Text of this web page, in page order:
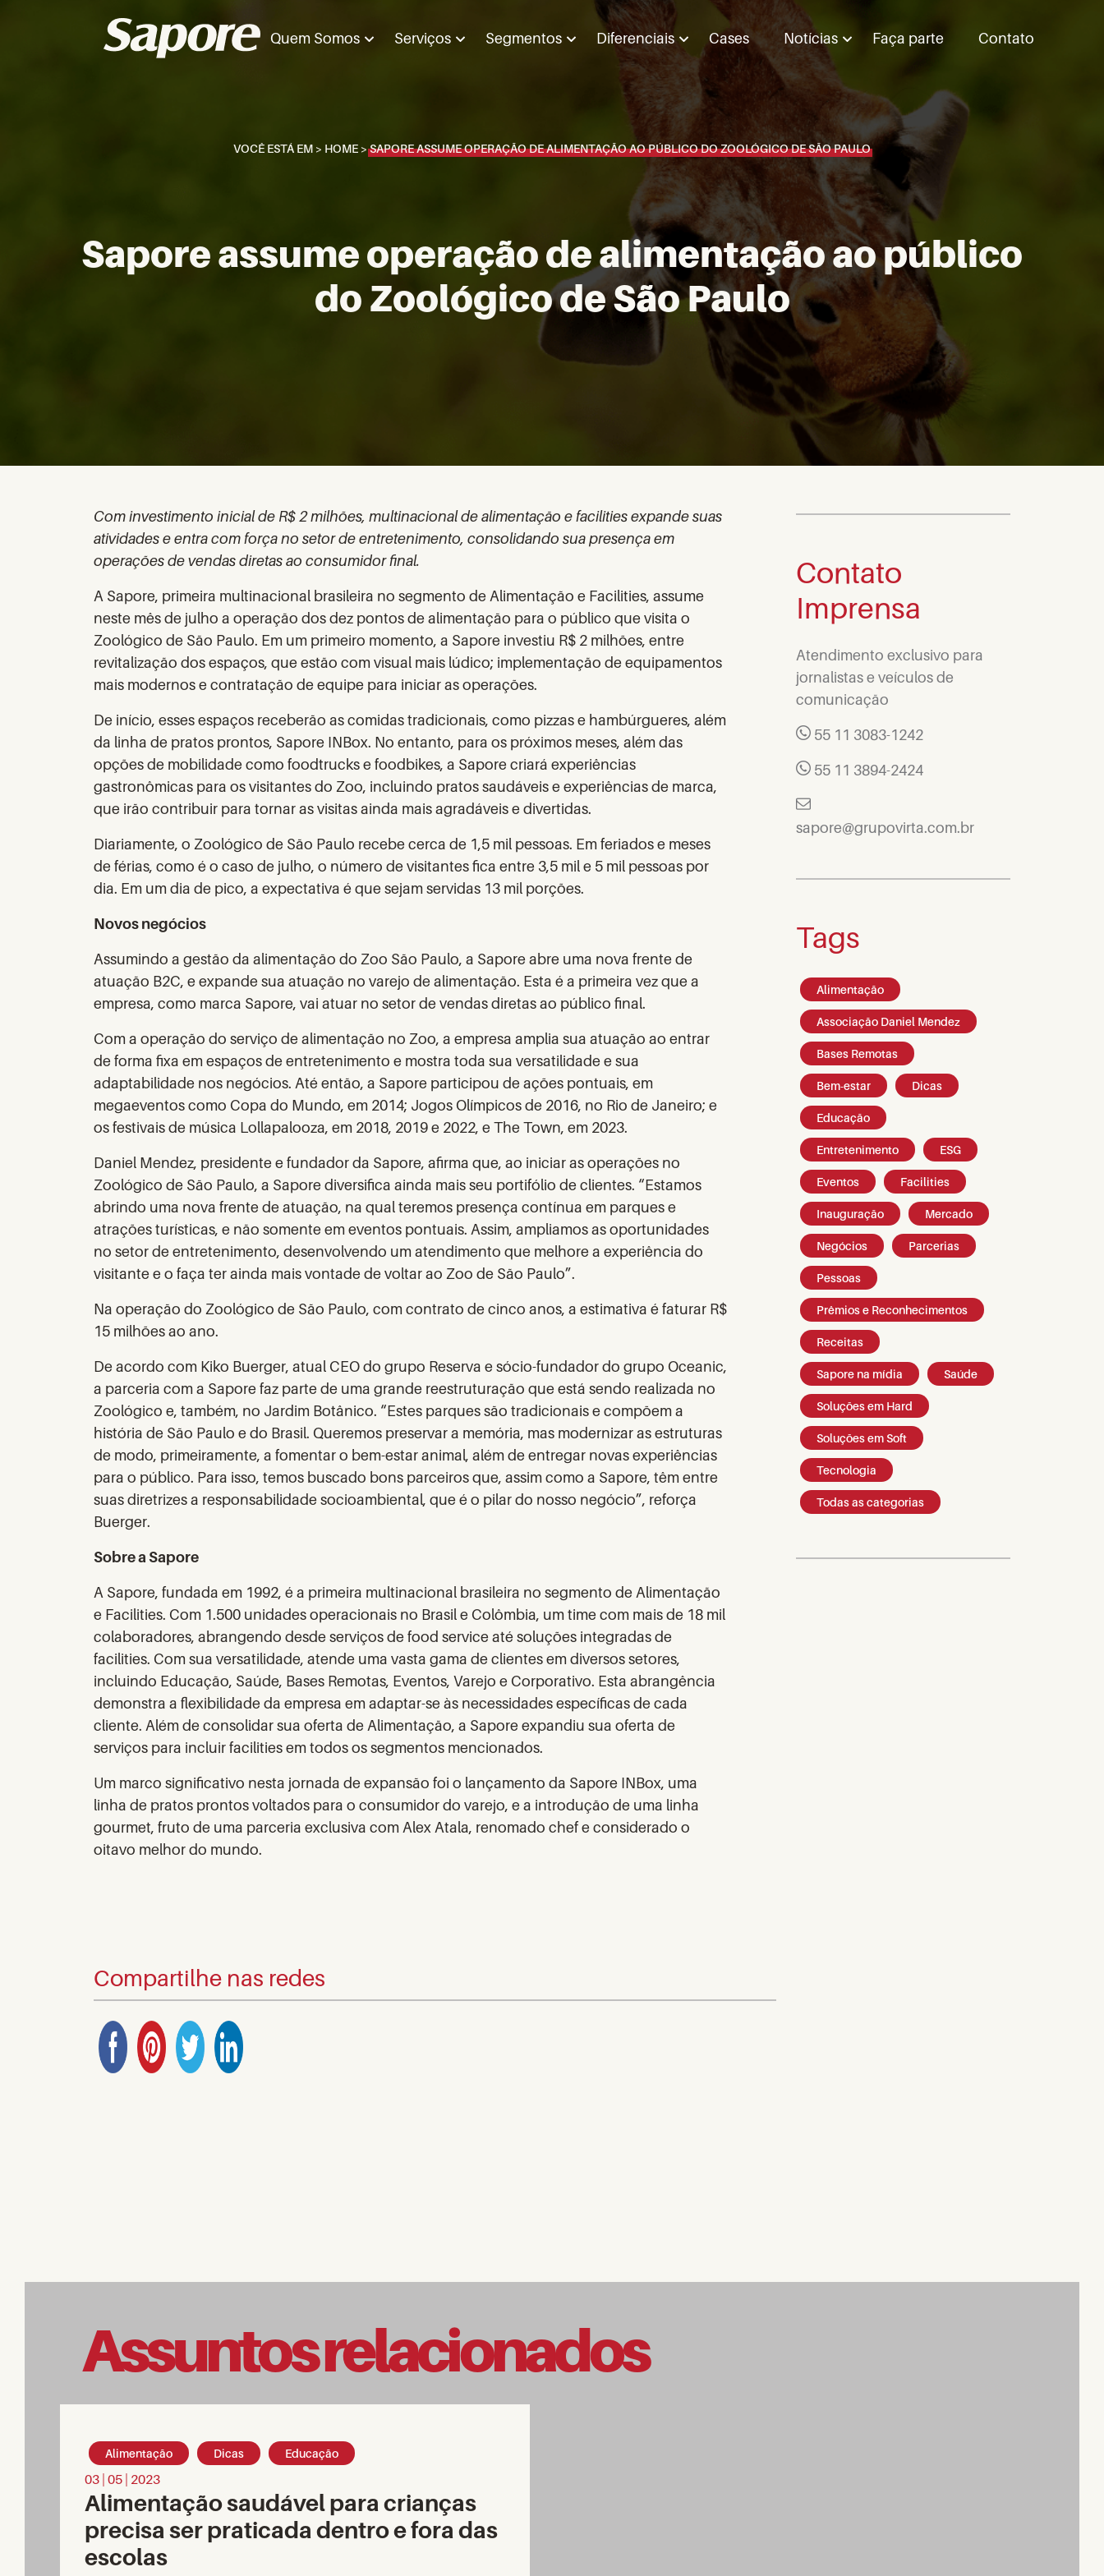
Quem Somos Serviços Segmentos Diferenciais Cases Notícias Faça parte Contato
VOCÊ ESTÁ EM > HOME >SAPORE ASSUME OPERAÇÃO DE ALIMENTAÇÃO AO PÚBLICO DO ZOOLÓGICO DE SÃO PAULO
Sapore assume operação de alimentação ao público
do Zoológico de São Paulo
Com investimento inicial de R$ 2 milhões, multinacional de alimentação e facilities expande suas
atividades e entra com força no setor de entretenimento, consolidando sua presença em
operações de vendas diretas ao consumidor final.
A Sapore, primeira multinacional brasileira no segmento de Alimentação e Facilities, assume
neste mês de julho a operação dos dez pontos de alimentação para o público que visita o
Zoológico de São Paulo. Em um primeiro momento, a Sapore investiu R$ 2 milhões, entre
revitalização dos espaços, que estão com visual mais lúdico; implementação de equipamentos
mais modernos e contratação de equipe para iniciar as operações.
De início, esses espaços receberão as comidas tradicionais, como pizzas e hambúrgueres, além
da linha de pratos prontos, Sapore INBox. No entanto, para os próximos meses, além das
opções de mobilidade como foodtrucks e foodbikes, a Sapore criará experiências
gastronômicas para os visitantes do Zoo, incluindo pratos saudáveis e experiências de marca,
que irão contribuir para tornar as visitas ainda mais agradáveis e divertidas.
Diariamente, o Zoológico de São Paulo recebe cerca de 1,5 mil pessoas. Em feriados e meses
de férias, como é o caso de julho, o número de visitantes fica entre 3,5 mil e 5 mil pessoas por
dia. Em um dia de pico, a expectativa é que sejam servidas 13 mil porções.
Novos negócios
Assumindo a gestão da alimentação do Zoo São Paulo, a Sapore abre uma nova frente de
atuação B2C, e expande sua atuação no varejo de alimentação. Esta é a primeira vez que a
empresa, como marca Sapore, vai atuar no setor de vendas diretas ao público final.
Com a operação do serviço de alimentação no Zoo, a empresa amplia sua atuação ao entrar
de forma fixa em espaços de entretenimento e mostra toda sua versatilidade e sua
adaptabilidade nos negócios. Até então, a Sapore participou de ações pontuais, em
megaeventos como Copa do Mundo, em 2014; Jogos Olímpicos de 2016, no Rio de Janeiro; e
os festivais de música Lollapalooza, em 2018, 2019 e 2022, e The Town, em 2023.
Daniel Mendez, presidente e fundador da Sapore, afirma que, ao iniciar as operações no
Zoológico de São Paulo, a Sapore diversifica ainda mais seu portifólio de clientes. “Estamos
abrindo uma nova frente de atuação, na qual teremos presença contínua em parques e
atrações turísticas, e não somente em eventos pontuais. Assim, ampliamos as oportunidades
no setor de entretenimento, desenvolvendo um atendimento que melhore a experiência do
visitante e o faça ter ainda mais vontade de voltar ao Zoo de São Paulo”.
Na operação do Zoológico de São Paulo, com contrato de cinco anos, a estimativa é faturar R$
15 milhões ao ano.
De acordo com Kiko Buerger, atual CEO do grupo Reserva e sócio-fundador do grupo Oceanic,
a parceria com a Sapore faz parte de uma grande reestruturação que está sendo realizada no
Zoológico e, também, no Jardim Botânico. “Estes parques são tradicionais e compõem a
história de São Paulo e do Brasil. Queremos preservar a memória, mas modernizar as estruturas
de modo, primeiramente, a fomentar o bem-estar animal, além de entregar novas experiências
para o público. Para isso, temos buscado bons parceiros que, assim como a Sapore, têm entre
suas diretrizes a responsabilidade socioambiental, que é o pilar do nosso negócio”, reforça
Buerger.
Sobre a Sapore
A Sapore, fundada em 1992, é a primeira multinacional brasileira no segmento de Alimentação
e Facilities. Com 1.500 unidades operacionais no Brasil e Colômbia, um time com mais de 18 mil
colaboradores, abrangendo desde serviços de food service até soluções integradas de
facilities. Com sua versatilidade, atende uma vasta gama de clientes em diversos setores,
incluindo Educação, Saúde, Bases Remotas, Eventos, Varejo e Corporativo. Esta abrangência
demonstra a flexibilidade da empresa em adaptar-se às necessidades específicas de cada
cliente. Além de consolidar sua oferta de Alimentação, a Sapore expandiu sua oferta de
serviços para incluir facilities em todos os segmentos mencionados.
Um marco significativo nesta jornada de expansão foi o lançamento da Sapore INBox, uma
linha de pratos prontos voltados para o consumidor do varejo, e a introdução de uma linha
gourmet, fruto de uma parceria exclusiva com Alex Atala, renomado chef e considerado o
oitavo melhor do mundo.
Compartilhe nas redes
Contato
Imprensa
Atendimento exclusivo para
jornalistas e veículos de
comunicação
55 11 3083-1242
55 11 3894-2424
sapore@grupovirta.com.br
Tags
Alimentação
Associação Daniel Mendez
Bases Remotas
Bem-estar Dicas
Educação
Entretenimento ESG
Eventos Facilities
Inauguração Mercado
Negócios Parcerias
Pessoas
Prêmios e Reconhecimentos
Receitas
Sapore na mídia Saúde
Soluções em Hard
Soluções em Soft
Tecnologia
Todas as categorias
Assuntos relacionados
Alimentação Dicas Educação
03 | 05 | 2023
Alimentação saudável para crianças
precisa ser praticada dentro e fora das
escolas